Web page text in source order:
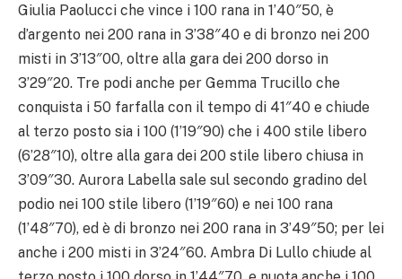
Giulia Paolucci che vince i 100 rana in 1’40″50, è
d’argento nei 200 rana in 3’38″40 e di bronzo nei 200
misti in 3’13″00, oltre alla gara dei 200 dorso in
3’29″20. Tre podi anche per Gemma Trucillo che
conquista i 50 farfalla con il tempo di 41″40 e chiude
al terzo posto sia i 100 (1’19″90) che i 400 stile libero
(6’28″10), oltre alla gara dei 200 stile libero chiusa in
3’09″30. Aurora Labella sale sul secondo gradino del
podio nei 100 stile libero (1’19″60) e nei 100 rana
(1’48″70), ed è di bronzo nei 200 rana in 3’49″50; per lei
anche i 200 misti in 3’24″60. Ambra Di Lullo chiude al